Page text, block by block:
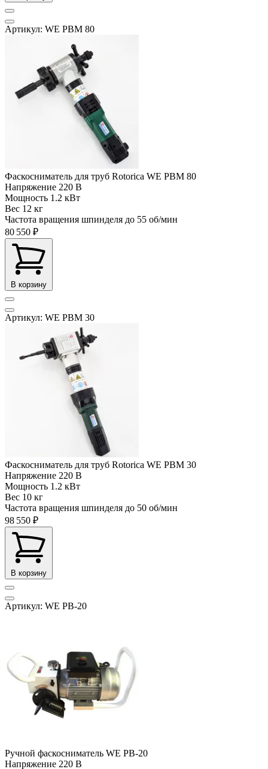
Артикул: WE PBM 80
Фаскосниматель для труб Rotorica WE PBM 80
Напряжение 220 В
Мощность 1.2 кВт
Вес 12 кг
Частота вращения шпинделя до 55 об/мин
80 550 ₽
В корзину
Артикул: WE PBM 30
Фаскосниматель для труб Rotorica WE PBM 30
Напряжение 220 В
Мощность 1.2 кВт
Вес 10 кг
Частота вращения шпинделя до 50 об/мин
98 550 ₽
В корзину
Артикул: WE PB-20
Ручной фаскосниматель WE PB-20
Напряжение 220 В